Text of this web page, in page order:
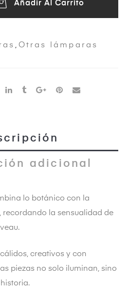
Añadir Al Carrito
, Otras lámparas
adicional
lo botánico con la
la sensualidad de
creativos y con
piezas no solo iluminan, sino